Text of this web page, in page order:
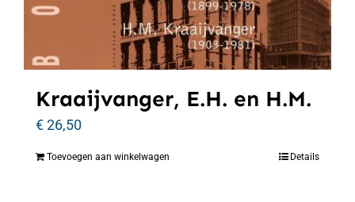
Kraaijvanger, E.H. en H.M.
€26,50
Toevoegen aan winkelwagen Details